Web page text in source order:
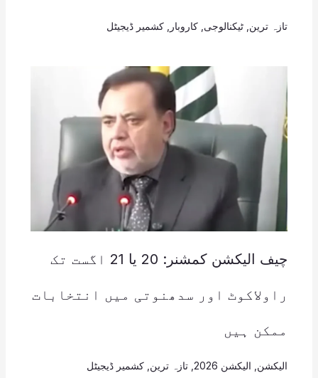
تازہ ترین ٹیکنالوجی کاروبار کشمیر ڈیجیٹل
چیف الیکشن کمشنر: 20 یا 21 اگست تک
راولاکوٹ اور سدھنوتی میں انتخابات
ممکن ہیں
الیکشن الیکشن 2026 , تازہ ترین کشمیر ڈیجیٹل